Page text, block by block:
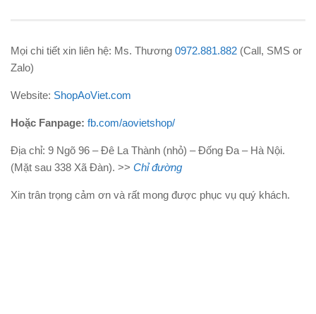
Mọi chi tiết xin liên hệ: Ms. Thương 0972.881.882 (Call, SMS or
Zalo)
Website: ShopAoViet.com
Hoặc Fanpage: fb.com/aovietshop/
Địa chỉ: 9 Ngõ 96 – Đê La Thành (nhỏ) – Đống Đa – Hà Nội.
(Mặt sau 338 Xã Đàn). >> Chỉ đường
Xin trân trọng cảm ơn và rất mong được phục vụ quý khách.